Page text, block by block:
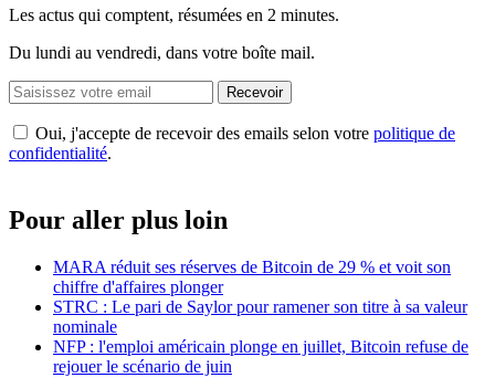
Les actus qui comptent, résumées en 2 minutes.
Du lundi au vendredi, dans votre boîte mail.
Recevoir
Oui, j'accepte de recevoir des emails selon votre politique de
confidentialité.
Pour aller plus loin
MARA réduit ses réserves de Bitcoin de 29 % et voit son
chiffre d'affaires plonger
STRC : Le pari de Saylor pour ramener son titre à sa valeur
nominale
NFP : l'emploi américain plonge en juillet, Bitcoin refuse de
rejouer le scénario de juin